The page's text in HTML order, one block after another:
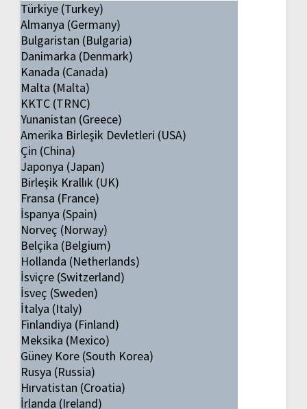
Türkiye (Turkey)
Almanya (Germany)
Bulgaristan (Bulgaria)
Danimarka (Denmark)
Kanada (Canada)
Malta (Malta)
KKTC (TRNC)
Yunanistan (Greece)
Amerika Birleşik Devletleri (USA)
Çin (China)
Japonya (Japan)
Birleşik Krallık (UK)
Fransa (France)
İspanya (Spain)
Norveç (Norway)
Belçika (Belgium)
Hollanda (Netherlands)
İsviçre (Switzerland)
İsveç (Sweden)
İtalya (Italy)
Finlandiya (Finland)
Meksika (Mexico)
Güney Kore (South Korea)
Rusya (Russia)
Hırvatistan (Croatia)
İrlanda (Ireland)